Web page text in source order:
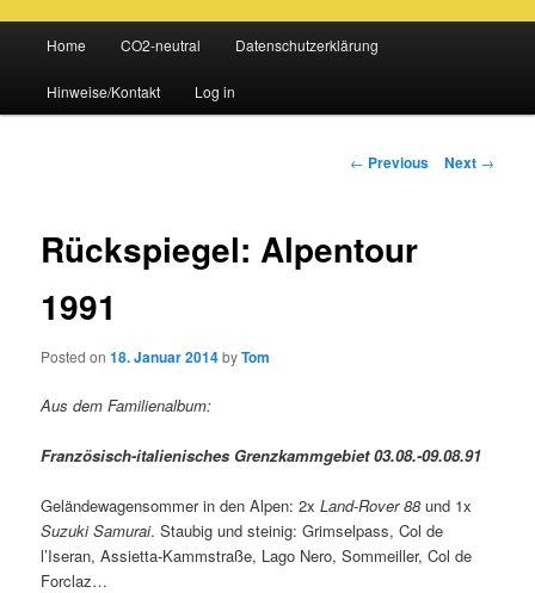
Skip
to
Home CO2-neutral Datenschutzerklärung
Hinweise/Kontakt Log in
Post
← Previous Next →
Rückspiegel: Alpentour
1991
Posted on18. Januar 2014byTom
Aus dem Familienalbum:
Französisch-italienisches Grenzkammgebiet 03.08.-09.08.91
Geländewagensommer in den Alpen: 2xLand-Rover 88 und 1x
Suzuki Samurai. Staubig und steinig: Grimselpass, Col de
l’Iseran, Assietta-Kammstraße, Lago Nero, Sommeiller, Col de
Forclaz…